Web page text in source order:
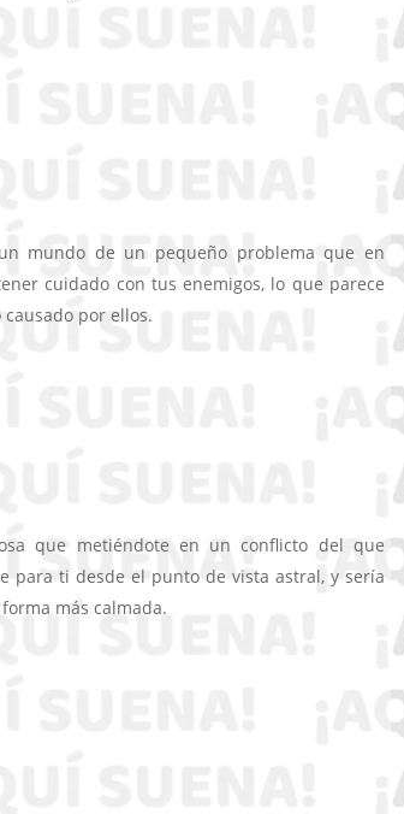
mundo de un pequeño problema que en
cuidado con tus enemigos, lo que parece
por ellos.
que metiéndote en un conflicto del que
para ti desde el punto de vista astral, y sería
más calmada.